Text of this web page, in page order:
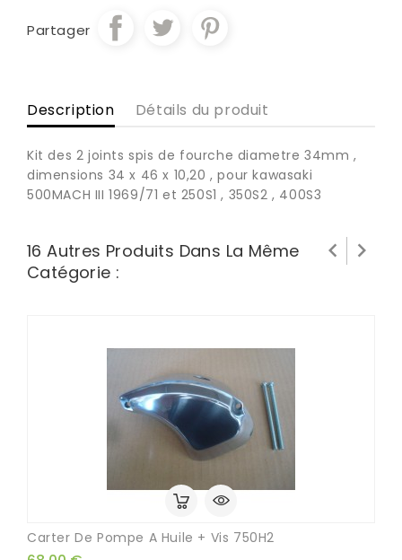
Partager
Description Détails du produit
Kit des 2 joints spis de fourche diametre 34mm ,
dimensions 34 x 46 x 10,20 , pour kawasaki
500MACH III 1969/71 et 250S1 , 350S2 , 400S3
16 Autres Produits Dans La Même
Catégorie :
Carter De Pompe A Huile + Vis 750H2
 